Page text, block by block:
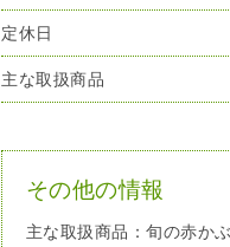
定休日
主な取扱商品
その他の情報
主な取扱商品：旬の赤か